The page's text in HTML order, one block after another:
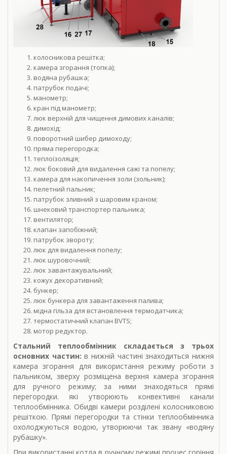
колосникова решітка;
камера згорання (топка);
водяна рубашка;
патрубок подачі;
манометр;
кран під манометр;
люк верхній для чищення димових каналів;
димохід;
поворотний шибер димоходу;
пряма перегородка;
теплоізоляція;
люк боковий для видалення сажі та попелу;
камера для накопичення золи (зольник);
пелетний пальник;
патрубок зливний з шаровим краном;
шнековий транспортер пальника;
вентилятор;
клапан запобіжний;
патрубок звороту;
люк для видалення попелу;
люк шуровочний;
люк завантажувальний;
кожух декоративний;
бункер;
люк бункера для завантаження палива;
мідна гільза для встановлення термодатчика;
термостатичний клапан BVTS;
мотор редуктор.
Стальний теплообмінник складається з трьох
основних частин: в нижній частині знаходиться нижня
камера згорання для використання режиму роботи з
пальником, зверху розміщена верхня камера згорання
для ручного режиму; за ними знаходяться прямі
перегородки. які утворюють конвективні канали
теплообмінника. Обидві камери розділені колосниковою
решіткою. Прямі перегородки та стінки теплообмінника
охолоджуються водою, утворюючи так звану «водяну
рубашку».